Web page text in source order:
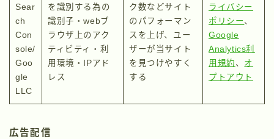
Sear
ch
Con
sole/
Goo
gle
LLC
を識別する為の
識別子・webブ
ラウザ上のアク
ティビティ・利
用環境・IPアド
レス
ク数などサイト
のパフォーマン
スを上げ、ユー
ザーが当サイト
を見つけやすく
する
ライバシー
ポリシー、
Google
Analytics利
用規約 、 オ
プトアウト
広告配信